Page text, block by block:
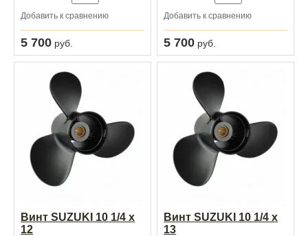
Добавить к сравнению
5 700 руб.
Добавить к сравнению
5 700 руб.
Винт SUZUKI 10 1/4 х
12
Винт SUZUKI 10 1/4 х
13